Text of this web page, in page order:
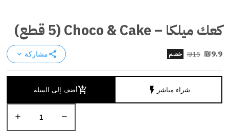
كعك ميلكا – Choco & Cake (5 قطع)
₪9.9
₪15 خصم shareمشاركة keyboard_arrow_down
add_shopping_cartأضف إلى السلة flash_on شراء مباشر
remove
add